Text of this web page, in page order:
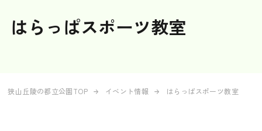
はらっぱスポーツ教室
狭山丘陵の都立公園TOP イベント情報 はらっぱスポーツ教室